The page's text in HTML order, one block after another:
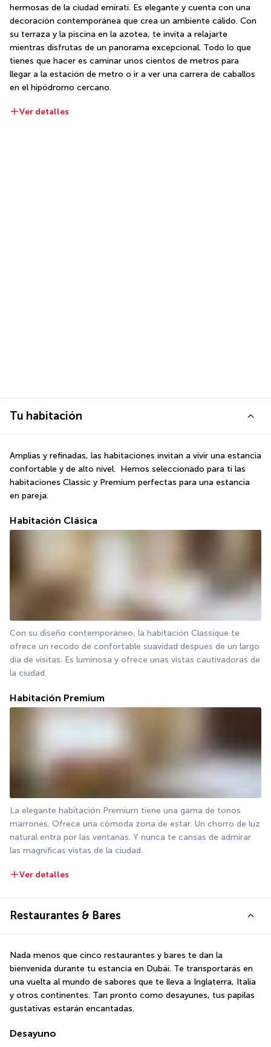
hermosas de la ciudad emiratí. Es elegante y cuenta con una
decoración contemporánea que crea un ambiente cálido. Con
su terraza y la piscina en la azotea, te invita a relajarte
mientras disfrutas de un panorama excepcional. Todo lo que
tienes que hacer es caminar unos cientos de metros para
llegar a la estación de metro o ir a ver una carrera de caballos
en el hipódromo cercano.
Ver detalles
Tu habitación
Amplias y refinadas, las habitaciones invitan a vivir una estancia
confortable y de alto nivel.  Hemos seleccionado para ti las
habitaciones Classic y Premium perfectas para una estancia
en pareja.
Habitación Clásica
Con su diseño contemporáneo, la habitación Classique te
ofrece un recodo de confortable suavidad después de un largo
día de visitas. Es luminosa y ofrece unas vistas cautivadoras de
la ciudad.
Habitación Premium
La elegante habitación Premium tiene una gama de tonos
marrones. Ofrece una cómoda zona de estar. Un chorro de luz
natural entra por las ventanas. Y nunca te cansas de admirar
las magníficas vistas de la ciudad.
Ver detalles
Restaurantes & Bares
Nada menos que cinco restaurantes y bares te dan la
bienvenida durante tu estancia en Dubái. Te transportarás en
una vuelta al mundo de sabores que te lleva a Inglaterra, Italia
y otros continentes. Tan pronto como desayunes, tus papilas
gustativas estarán encantadas.
Desayuno